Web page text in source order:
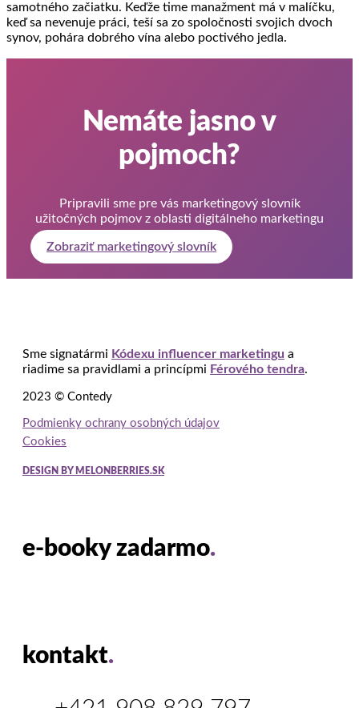
samotného začiatku. Keďže time manažment má v malíčku,
keď sa nevenuje práci, teší sa zo spoločnosti svojich dvoch
synov, pohára dobrého vína alebo poctivého jedla.
Nemáte jasno v
pojmoch?
Pripravili sme pre vás marketingový slovník
užitočných pojmov z oblasti digitálneho marketingu
Zobraziť marketingový slovník
Sme signatármi Kódexu influencer marketingu a
riadime sa pravidlami a princípmi Férového tendra.
2023 © Contedy
Podmienky ochrany osobných údajov
Cookies
DESIGN BY MELONBERRIES.SK
e-booky zadarmo.
kontakt.